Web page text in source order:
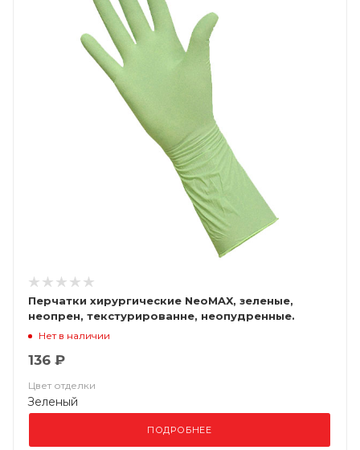
Перчатки хирургические NeoMAX, зеленые,
неопрен, текстурированне, неопудренные.
стерильные
Нет в наличии
136 ₽
Цвет отделки
Зеленый
ПОДРОБНЕЕ